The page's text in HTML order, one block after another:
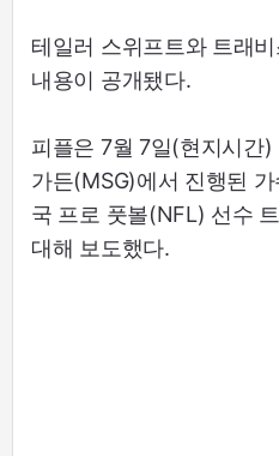
테일러 스위프트와 트래
내용이 공개됐다.
피플은 7월 7일(현지시간
가든(MSG)에서 진행된
국 프로 풋볼(NFL) 선수
대해 보도했다.